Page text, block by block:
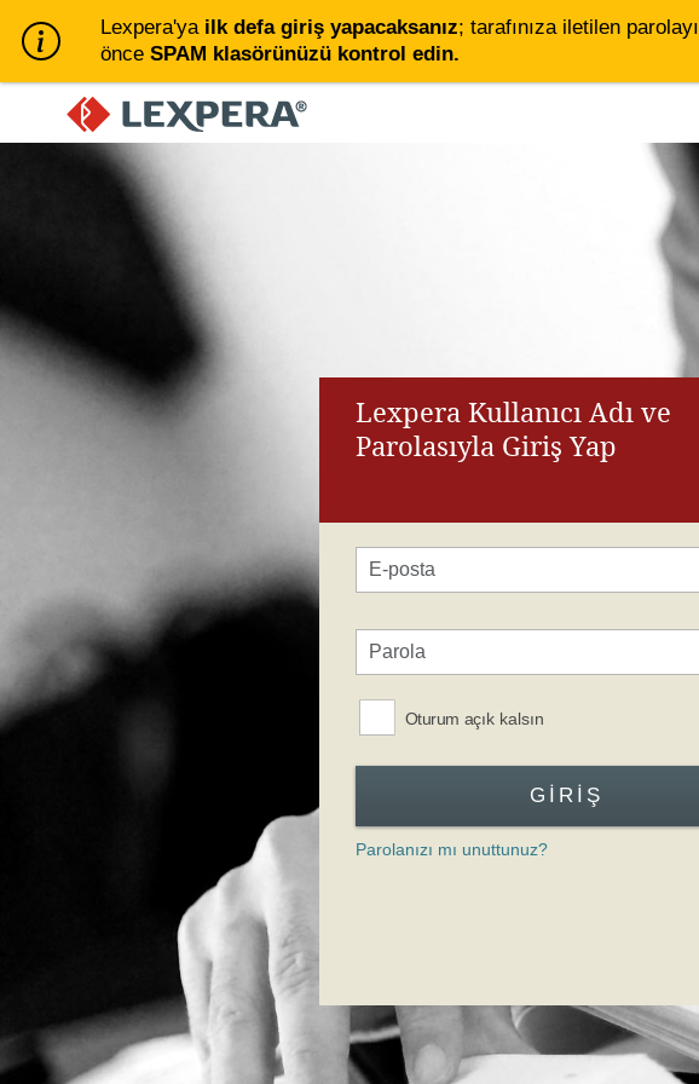
Lexpera'ya ilk defa giriş yapacaksanız; tarafınıza iletilen parolayı
önce SPAM klasörünüzü kontrol edin.
Lexpera Kullanıcı Adı ve
Parolasıyla Giriş Yap
Oturum açık kalsın
GIRIŞ
Parolanızı mı unuttunuz?